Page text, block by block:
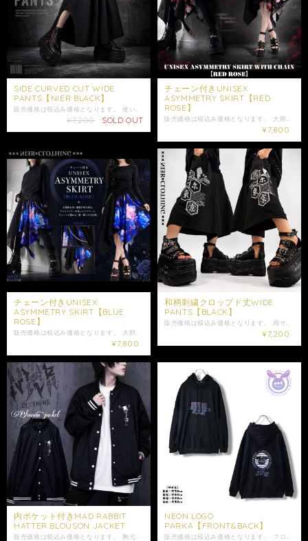
SIDE CURVED CUT WIDE
PANTS【NIER BLACK】
¥7,200 SOLD OUT
チェーン付きUNISEX
ASYMMETRY SKIRT【RED
ROSE】
¥7,800
チェーン付きUNISEX
ASYMMETRY SKIRT【BLUE
ROSE】
¥7,800
和柄刺繍クロップド丈WIDE
PANTS【BLACK】
¥7,200
内ポケット付きMAD RABBIT
HATTER BLOUSON JACKET
NEON LOGO
PARKA【FRONT&BACK】